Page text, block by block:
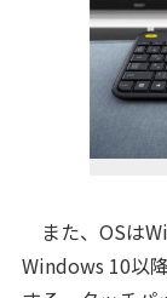
また、OSは
Windows 10以